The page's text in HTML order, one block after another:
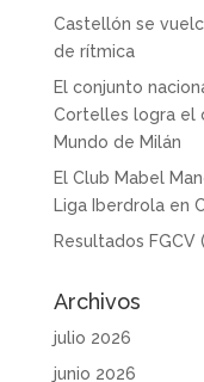
Castellón se
de rítmica
El conjunto
Cortelles logra el
Mundo de Milán
El Club Mabel
Liga Iberdrola en
Resultados FGCV
Archivos
julio 2026
junio 2026